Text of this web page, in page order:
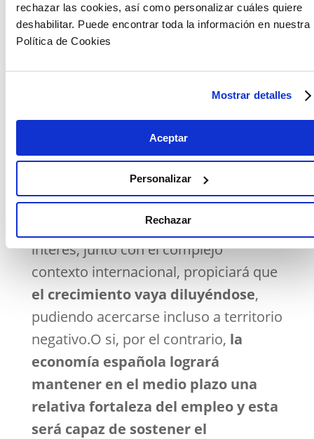
rechazar las cookies, así como personalizar cuáles quiere
deshabilitar. Puede encontrar toda la información en nuestra
Política de Cookies
Mostrar detalles
Aceptar
Personalizar
Rechazar
menor intensidad que en 2022. Así, el
BdE prevé uncrecimiento medio
un intenso debate
relativo a la sostenibilidad del
crecimiento de la economía
española.Este gira en torno a si el
impacto de la subida de los tipos de
interés, junto con el complejo
contexto internacional, propiciará que
el crecimiento vaya diluyéndose,
pudiendo acercarse incluso a territorio
negativo.O si, por el contrario, la
economía española logrará
mantener en el medio plazo una
relativa fortaleza del empleo y esta
será capaz de sostener el